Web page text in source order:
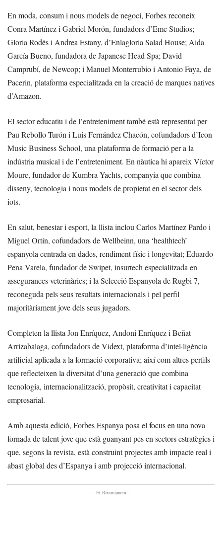
En moda, consum i nous models de negoci, Forbes reconeix
Conra Martínez i Gabriel Morón, fundadors d’Eme Studios;
Gloria Rodés i Andrea Estany, d’Enlagloria Salad House; Aida
García Bueno, fundadora de Japanese Head Spa; David
Camprubí, de Newcop; i Manuel Monterrubio i Antonio Faya, de
Pacerin, plataforma especialitzada en la creació de marques natives
d’Amazon.
El sector educatiu i de l’entreteniment també està representat per
Pau Rebollo Turón i Luis Fernández Chacón, cofundadors d’Icon
Music Business School, una plataforma de formació per a la
indústria musical i de l’entreteniment. En nàutica hi apareix Víctor
Moure, fundador de Kumbra Yachts, companyia que combina
disseny, tecnologia i nous models de propietat en el sector dels
iots.
En salut, benestar i esport, la llista inclou Carlos Martínez Pardo i
Miguel Ortín, cofundadors de Wellbeinn, una ‘healthtech’
espanyola centrada en dades, rendiment físic i longevitat; Eduardo
Pena Varela, fundador de Swipet, insurtech especialitzada en
assegurances veterinàries; i la Selecció Espanyola de Rugbi 7,
reconeguda pels seus resultats internacionals i pel perfil
majoritàriament jove dels seus jugadors.
Completen la llista Jon Enríquez, Andoni Enríquez i Beñat
Arrizabalaga, cofundadors de Vidext, plataforma d’intel·ligència
artificial aplicada a la formació corporativa; així com altres perfils
que reflecteixen la diversitat d’una generació que combina
tecnologia, internacionalització, propòsit, creativitat i capacitat
empresarial.
Amb aquesta edició, Forbes Espanya posa el focus en una nova
fornada de talent jove que està guanyant pes en sectors estratègics i
que, segons la revista, està construint projectes amb impacte real i
abast global des d’Espanya i amb projecció internacional.
- Et Recomanem -